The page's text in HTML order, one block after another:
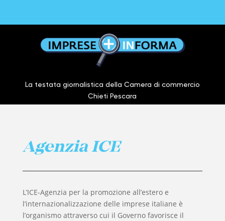
La testata giornalistica della Camera di commercio
Chieti Pescara
Agenzia ICE
L’ICE-Agenzia per la promozione all’estero e
l’internazionalizzazione delle imprese italiane è
l’organismo attraverso cui il Governo favorisce il